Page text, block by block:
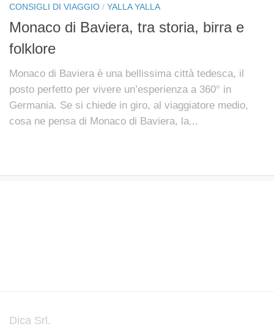
CONSIGLI DI VIAGGIO / YALLA YALLA
Monaco di Baviera, tra storia, birra e
folklore
Monaco di Baviera è una bellissima città tedesca, il
posto perfetto per vivere un’esperienza a 360° in
Germania. Se si chiede in giro, al viaggiatore medio,
cosa ne pensa di Monaco di Baviera, la...
Dica Srl.